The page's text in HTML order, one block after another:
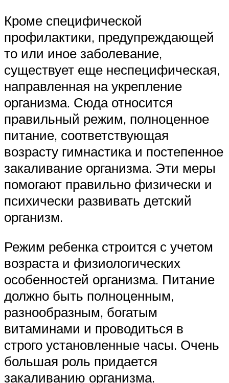
Кроме специфической
профилактики, предупреждающей
то или иное заболевание,
существует еще неспецифическая,
направленная на укрепление
организма. Сюда относится
правильный режим, полноценное
питание, соответствующая
возрасту гимнастика и постепенное
закаливание организма. Эти меры
помогают правильно физически и
психически развивать детский
организм.
Режим ребенка строится с учетом
возраста и физиологических
особенностей организма. Питание
должно быть полноценным,
разнообразным, богатым
витаминами и проводиться в
строго установленные часы. Очень
большая роль придается
закаливанию организма.